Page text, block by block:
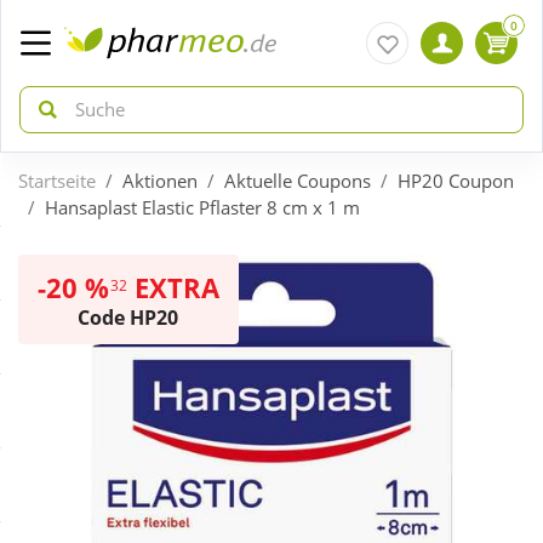
zurück
Neuheiten
zurück
0
Startseite Aktionen Aktuelle Coupons
HP20 Coupon
Hansaplast Elastic Pflaster 8 cm x 1 m
-20 %32EXTRA
Code HP20